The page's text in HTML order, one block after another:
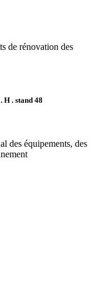
de rénovation des
. stand 48
des équipements, des